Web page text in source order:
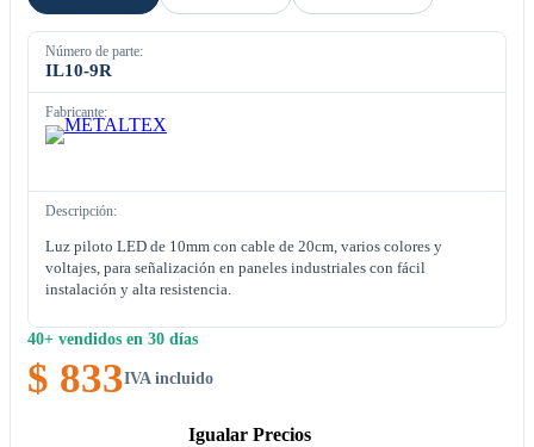
Número de parte:
IL10-9R
Fabricante:
Descripción:
Luz piloto LED de 10mm con cable de 20cm, varios colores y
voltajes, para señalización en paneles industriales con fácil
instalación y alta resistencia.
40+ vendidos en 30 días
$ 833IVA incluido
Igualar Precios